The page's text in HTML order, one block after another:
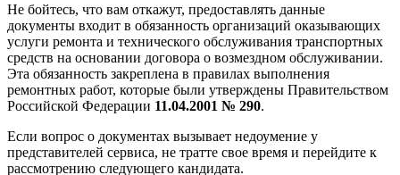
Не бойтесь, что вам откажут, предоставлять данные
документы входит в обязанность организаций оказывающих
услуги ремонта и технического обслуживания транспортных
средств на основании договора о возмездном обслуживании.
Эта обязанность закреплена в правилах выполнения
ремонтных работ, которые были утверждены Правительством
Российской Федерации 11.04.2001 № 290.
Если вопрос о документах вызывает недоумение у
представителей сервиса, не тратте свое время и перейдите к
рассмотрению следующего кандидата.